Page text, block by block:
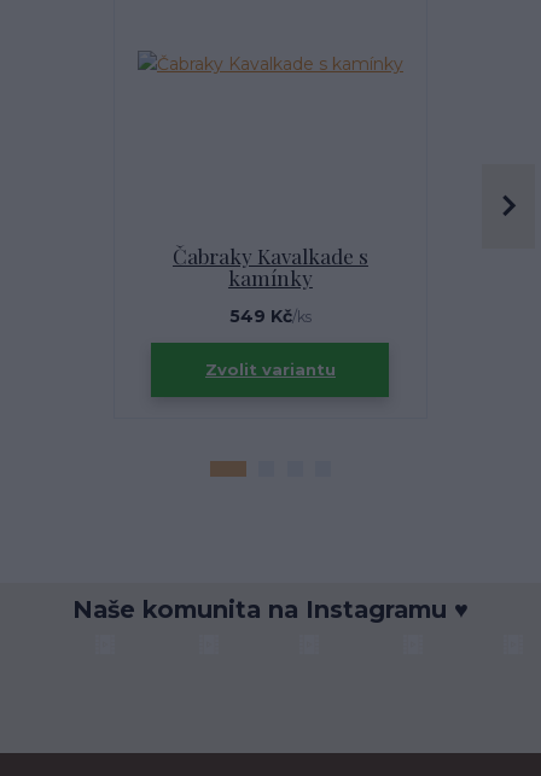
Čabraky Kavalkade s
kamínky
549 Kč/ks
Zvolit variantu
Naše komunita na Instagramu ♥